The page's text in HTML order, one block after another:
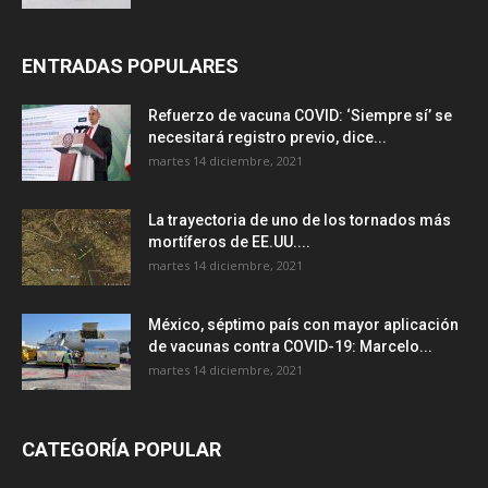
ENTRADAS POPULARES
Refuerzo de vacuna COVID: ‘Siempre sí’ se
necesitará registro previo, dice...
martes 14 diciembre, 2021
La trayectoria de uno de los tornados más
mortíferos de EE.UU....
martes 14 diciembre, 2021
México, séptimo país con mayor aplicación
de vacunas contra COVID-19: Marcelo...
martes 14 diciembre, 2021
CATEGORÍA POPULAR